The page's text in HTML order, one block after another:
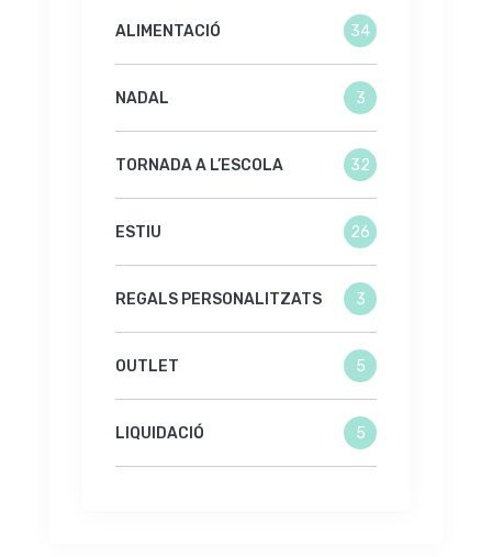
ALIMENTACIÓ 34
NADAL 3
TORNADA A L’ESCOLA 32
ESTIU 26
REGALS PERSONALITZATS 3
OUTLET 5
LIQUIDACIÓ 5